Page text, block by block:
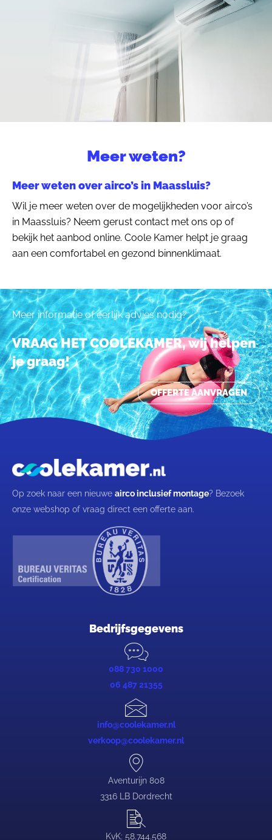
Meer weten?
Meer weten over airco’s in Maassluis?
Wil je meer weten over de mogelijkheden voor airco’s
in Maassluis? Neem gerust contact met ons op of
bekijk het aanbod online. Coole Kamer helpt je graag
aan een comfortabel en gezond binnenklimaat.
Meer informatie of eerlijk advies nodig?
VRAAG HET COOLEKAMER, wij helpen
je graag!
OFFERTE AANVRAGEN
Op zoek naar een nieuwe airco inclusief montage? Bezoek
onze webshop of vraag direct een offerte aan.
Bedrijfsgegevens
088 730 1000
06 487 21355
info@coolekamer.nl
verkoop@coolekamer.nl
Aventurijn 808
3316 LB Dordrecht
KvK: 58.744.568